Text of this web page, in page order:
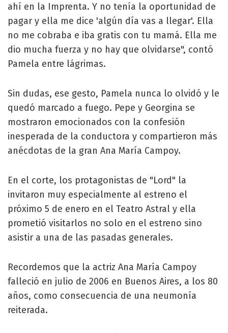
ahí en la Imprenta. Y no tenía la oportunidad de
pagar y ella me dice 'algún día vas a llegar'. Ella
no me cobraba e iba gratis con tu mamá. Ella me
dio mucha fuerza y no hay que olvidarse", contó
Pamela entre lágrimas.
Sin dudas, ese gesto, Pamela nunca lo olvidó y le
quedó marcado a fuego. Pepe y Georgina se
mostraron emocionados con la confesión
inesperada de la conductora y compartieron más
anécdotas de la gran Ana María Campoy.
En el corte, los protagonistas de "Lord" la
invitaron muy especialmente al estreno el
próximo 5 de enero en el Teatro Astral y ella
prometió visitarlos no solo en el estreno sino
asistir a una de las pasadas generales.
Recordemos que la actriz Ana María Campoy
falleció en julio de 2006 en Buenos Aires, a los 80
años, como consecuencia de una neumonía
reiterada.